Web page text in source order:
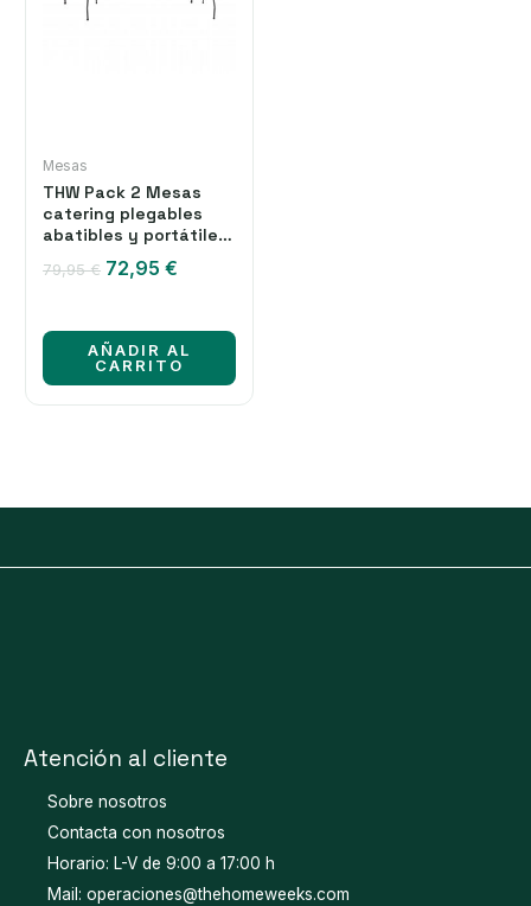
Mesas
THW Pack 2 Mesas
catering plegables
abatibles y portátiles
multiusos 180 cm.
79,95€ El
era:
79,95 €.
72,95€
es:
72,95 €.
AÑADIR AL
CARRITO
Atención al cliente
Sobre nosotros
Contacta con nosotros
Horario: L-V de 9:00 a 17:00 h
Mail: operaciones@thehomeweeks.com